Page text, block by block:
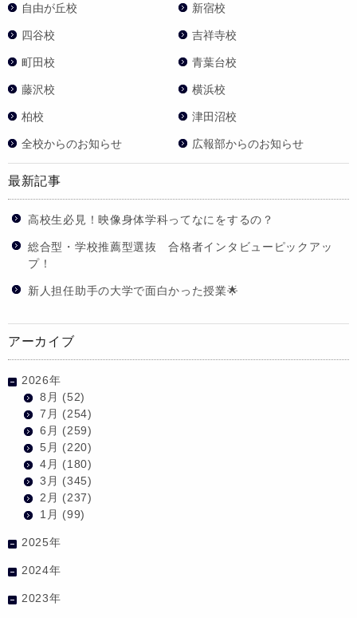
自由が丘校 新宿校
四谷校 吉祥寺校
町田校 青葉台校
藤沢校 横浜校
柏校 津田沼校
全校からのお知らせ 広報部からのお知らせ
最新記事
高校生必見！映像身体学科ってなにをするの？
総合型・学校推薦型選抜 合格者インタビューピックアッ
プ！
新人担任助手の大学で面白かった授業🌟
アーカイブ
2026年
8月 (52)
7月 (254)
6月 (259)
5月 (220)
4月 (180)
3月 (345)
2月 (237)
1月 (99)
2025年
2024年
2023年